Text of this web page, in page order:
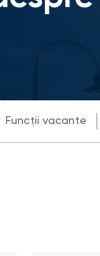
Funcții vacante